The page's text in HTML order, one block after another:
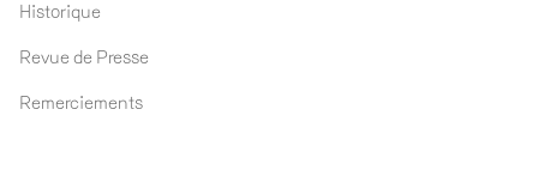
Historique
Revue de Presse
Remerciements